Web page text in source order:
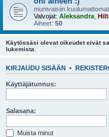
munivaisiin
Valvojat: Aleksandra
Aiheet: 50
Käytössäsi olevat oikeudet eivät
lukemista.
KIRJAUDU SISÄÄN •
Käyttäjätunnus:
Salasana:
Muista minut